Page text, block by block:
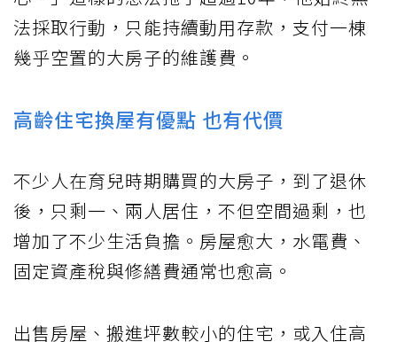
法採取行動，只能持續動用存款，支付一棟
幾乎空置的大房子的維護費。
高齡住宅換屋有優點 也有代價
不少人在育兒時期購買的大房子，到了退休
後，只剩一、兩人居住，不但空間過剩，也
增加了不少生活負擔。房屋愈大，水電費、
固定資產稅與修繕費通常也愈高。
出售房屋、搬進坪數較小的住宅，或入住高